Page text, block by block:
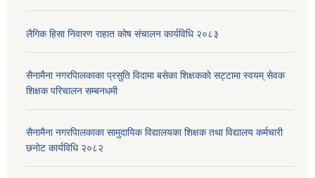
लैगिक हिसा निवारण राहात कोष संचालन कार्यविधि २०८३
सैनामैना नगरपािलकाका प्रसुति विदामा बसेका शिक्षककाे सट्टामा स्वयम् सेवक
शिक्षक परिचालन सम्बनधमी
सैनामैना नगरपािलकाका सामुदायिक विद्यालयका शिक्षक तथा विद्यालय कर्मचारी
छनाेट कार्यविधि २०८२